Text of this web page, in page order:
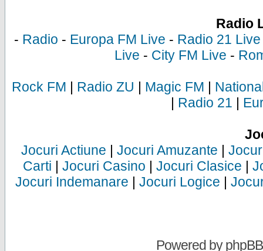
Radio
- Radio - Europa FM Live - Radio 21 Live
Live - City FM Live -
Rock FM | Radio ZU | Magic FM |
| Radio 21 |
Jocuri Actiune | Jocuri Amuzante |
Carti | Jocuri Casino | Jocuri Clasice |
Jocuri Indemanare | Jocuri Logice |
Powered byphpBB